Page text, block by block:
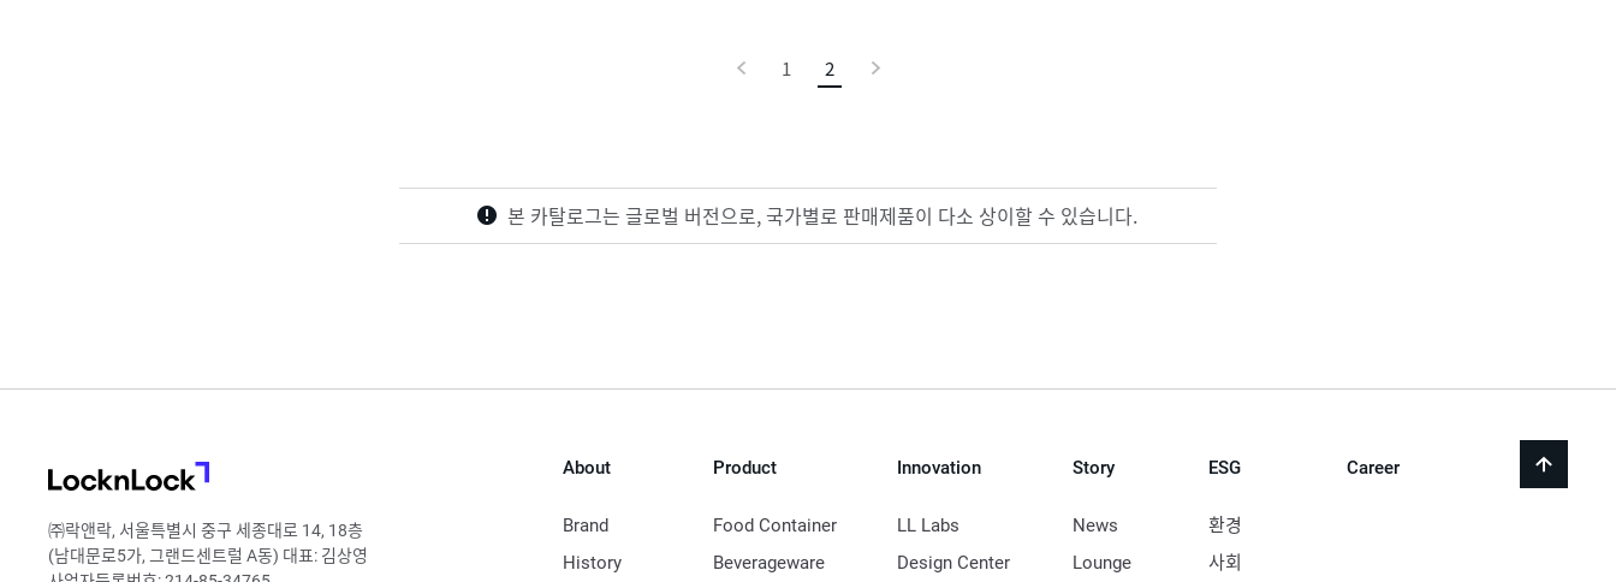
1 2
이
지
본 카탈로그는 글로벌 버전으로, 국가별로 판매제품이 다소 상이할 수 있습니다.
back
About
Brand
History
Product
Food Container
Beverageware
Innovation
LL Labs
Design Center
Story
News
Lounge
ESG
환경
사회
Career
㈜락앤락, 서울특별시 중구 세종대로 14, 18층
(남대문로5가, 그랜드센트럴 A동) 대표: 김상영